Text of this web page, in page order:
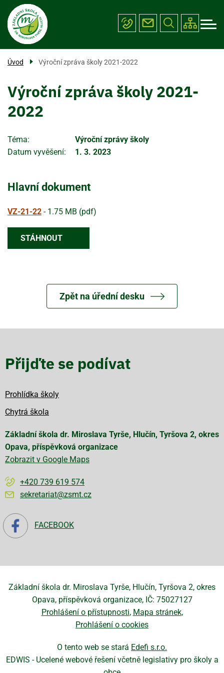
Přejít
hlavnímu
obsahu
Menu
navigace
ŠKOLA
PROJEKTY
ÚŘEDNÍ DESKA
KONTAKTY
Úvod Výroční zpráva školy 2021-2022
Výroční zpráva školy 2021-
2022
Téma
Výroční zprávy školy
Datum vyvěšení
1. 3. 2023
Hlavní dokument
VZ-21-22 - 1.75 MB (pdf)
STÁHNOUT
Zpět na úřední desku
Přijďte se podívat
Prohlídka školy
Chytrá škola
Základní škola dr. Miroslava Tyrše, Hlučín, Tyršova 2, okres
Opava, příspěvková organizace
Zobrazit v Google Maps
+420 739 619 574
sekretariat@zsmt.cz
FACEBOOK
Základní škola dr. Miroslava Tyrše, Hlučín, Tyršova 2, okres
Opava, příspěvková organizace, IČ: 75027127
Prohlášení o přístupnosti Mapa stránek
Prohlášení o cookies
O tento web se stará Edefi s.r.o.
EDWIS - Ucelené webové řešení včetně legislativy pro školy a